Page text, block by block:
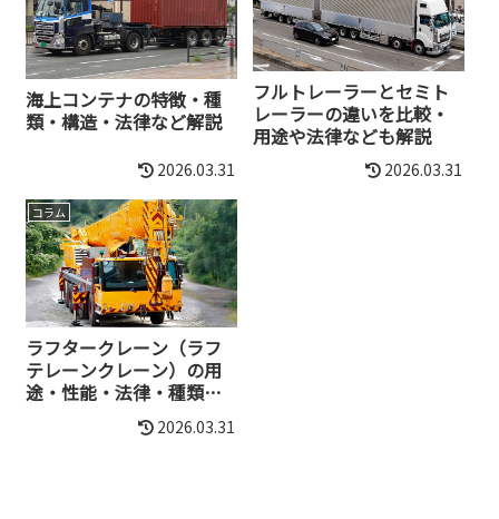
海上コンテナの特徴・種
類・構造・法律など解説
2026.03.31
フルトレーラーとセミト
レーラーの違いを比較・
用途や法律なども解説
2026.03.31
コラム
ラフタークレーン（ラフ
テレーンクレーン）の用
途・性能・法律・種類な
2026.03.31